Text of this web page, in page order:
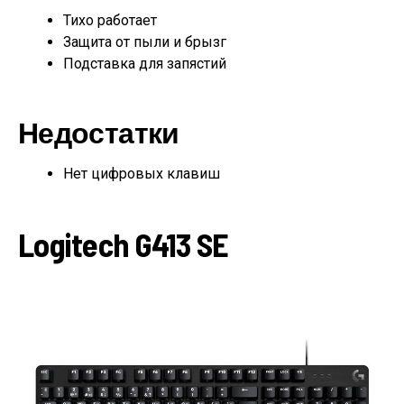
Тихо работает
Защита от пыли и брызг
Подставка для запястий
Недостатки
Нет цифровых клавиш
Logitech G413 SE